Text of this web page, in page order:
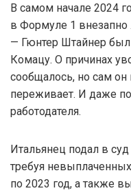
В самом начале 2024
в Формуле 1 внезапно
— Гюнтер Штайнер был
Комацу. О причинах
сообщалось, но сам он
переживает. И даже
работодателя.
Итальянец подал в
требуя
по 2023 год, а также